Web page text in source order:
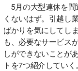
5月の大型連休を間
くないはず。引越し
ばかりを気にしてし
も、必要なサービス
しができないことが
トを7つ紹介していく。